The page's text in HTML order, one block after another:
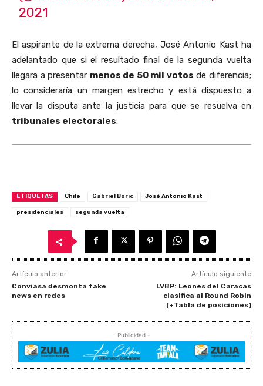
2021
El aspirante de la extrema derecha, José Antonio Kast ha
adelantado que si el resultado final de la segunda vuelta
llegara a presentar menos de 50 mil votos de diferencia;
lo consideraría un margen estrecho y está dispuesto a
llevar la disputa ante la justicia para que se resuelva en
tribunales electorales.
ETIQUETAS Chile Gabriel Boric José Antonio Kast
presidenciales segunda vuelta
Artículo anterior
Conviasa desmonta fake
news en redes
Artículo siguiente
LVBP: Leones del Caracas
clasifica al Round Robin
(+Tabla de posiciones)
- Publicidad -